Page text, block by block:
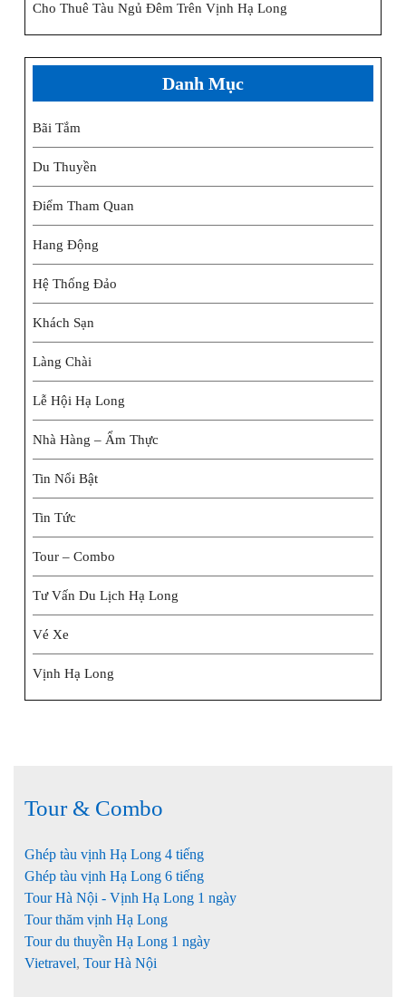
Cho Thuê Tàu Ngủ Đêm Trên Vịnh Hạ Long
Danh Mục
Bãi Tắm
Du Thuyền
Điểm Tham Quan
Hang Động
Hệ Thống Đảo
Khách Sạn
Làng Chài
Lễ Hội Hạ Long
Nhà Hàng – Ẩm Thực
Tin Nổi Bật
Tin Tức
Tour – Combo
Tư Vấn Du Lịch Hạ Long
Vé Xe
Vịnh Hạ Long
Tour & Combo
Ghép tàu vịnh Hạ Long 4 tiếng
Ghép tàu vịnh Hạ Long 6 tiếng
Tour Hà Nội - Vịnh Hạ Long 1 ngày
Tour thăm vịnh Hạ Long
Tour du thuyền Hạ Long 1 ngày
Vietravel, Tour Hà Nội